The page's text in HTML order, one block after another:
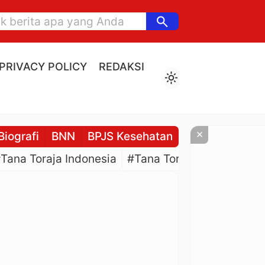
search
PRIVACY POLICY
REDAKSI
light_mode
BNN BPJS Kesehatan BPJS
Toraja Indonesia #Tana Toraja Culture
×